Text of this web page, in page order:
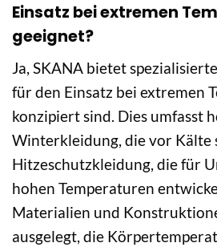
Einsatz bei extremen
geeignet?
Ja, SKANA bietet
für den Einsatz bei extremen
konzipiert sind. Dies umfasst
Winterkleidung, die vor Kälte
Hitzeschutzkleidung, die für
hohen Temperaturen
Materialien und
ausgelegt, die